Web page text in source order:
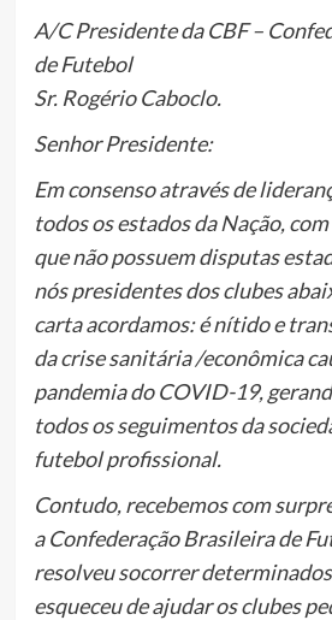
A/C Presidente da CBF –
de Futebol
Sr. Rogério Caboclo.
Senhor Presidente:
Em consenso através de
todos os estados da Nação,
que não possuem disputas
nós presidentes dos clubes
carta acordamos: é nítido e
da crise sanitária /econômica
pandemia do COVID-19,
todos os seguimentos da
futebol profissional.
Contudo, recebemos com
a Confederação Brasileira de
resolveu socorrer determinados
esqueceu de ajudar os clubes